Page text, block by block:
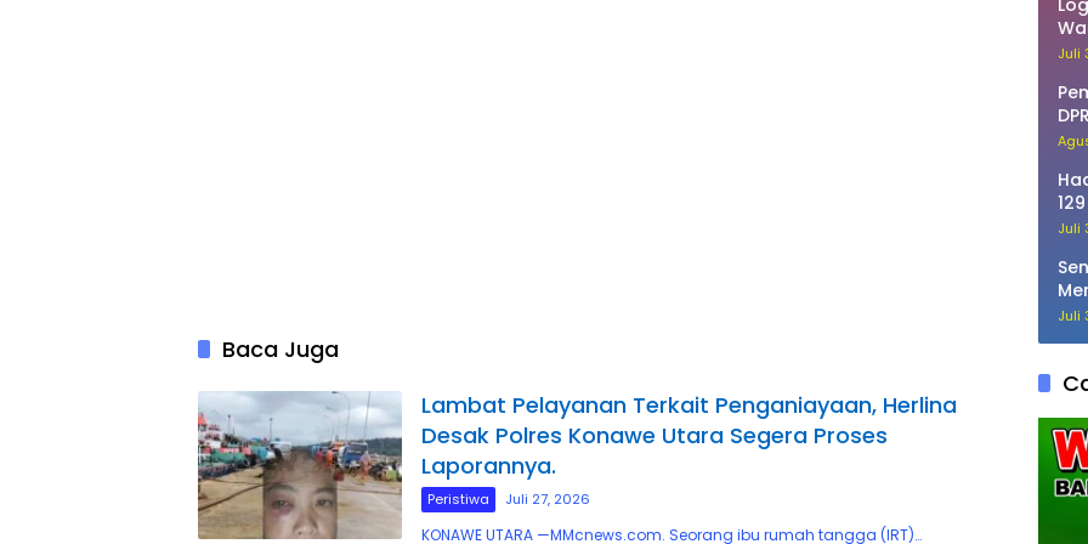
Baca Juga
Lambat Pelayanan Terkait Penganiayaan, Herlina
Desak Polres Konawe Utara Segera Proses
Laporannya.
Peristiwa Juli 27, 2026
KONAWE UTARA —MMcnews.com. Seorang ibu rumah tangga (IRT)…
Juli
Juli
Juli